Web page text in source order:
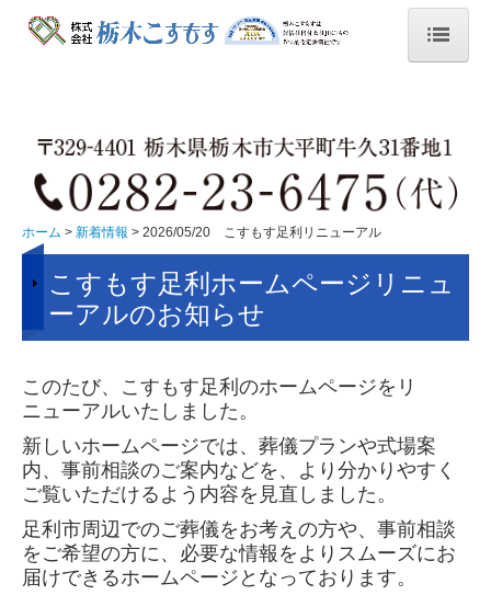
新着情報
2024/11/17 遺品供養祭（大平）
栃木こすもす 北海道旅行 2泊３日
2024/07/19 マナー日記
2024/07/25.26 グリーフ研修
2024/10/20 人形供養祭（大平）終活
2024/11/17 人形供養祭（田沼）
福利厚生
2025/01/26 新鮮野菜市(平柳）
2025/02/23.24 遺品供養祭（栃木、佐野、那須南）
ホーム 新着情報 2026/05/20 こすもす足利リニューアル
こすもす足利ホームページリニュ
ーアルのお知らせ
このたび、こすもす足利のホームページをリ
ニューアルいたしました。
新しいホームページでは、葬儀プランや式場案
内、事前相談のご案内などを、より分かりやすく
ご覧いただけるよう内容を見直しました。
足利市周辺でのご葬儀をお考えの方や、事前相談
をご希望の方に、必要な情報をよりスムーズにお
届けできるホームページとなっております。